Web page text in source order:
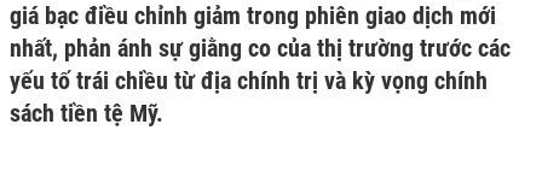
giá bạc điều chỉnh giảm trong phiên giao dịch mới
nhất, phản ánh sự giằng co của thị trường trước các
yếu tố trái chiều từ địa chính trị và kỳ vọng chính
sách tiền tệ Mỹ.